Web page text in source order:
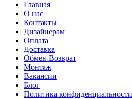
Главная
О нас
Контакты
Дизайнерам
Оплата
Доставка
Обмен-Возврат
Монтаж
Вакансии
Блог
Политика конфиденциальности